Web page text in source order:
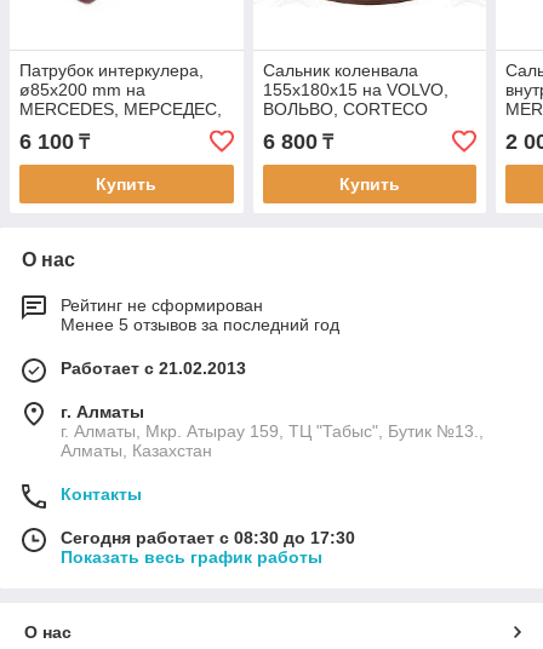
Патрубок интеркулера,
ø85x200 mm на
MERCEDES, МЕРСЕДЕС,
ELIPS 1607
6 100 ₸
Купить
Сальник коленвала
155x180x15 на VOLVO,
ВОЛЬВО, CORTECO
12015806B
6 800₸
Купить
2
О нас
Рейтинг не сформирован
Менее 5 отзывов за последний год
Работает с 21.02.2013
г. Алматы
г. Алматы, Мкр. Атырау 159, ТЦ "Табыс", Бутик №13.,
Алматы, Казахстан
Контакты
Сегодня работает с 08:30 до 17:30
Показать весь график работы
О нас